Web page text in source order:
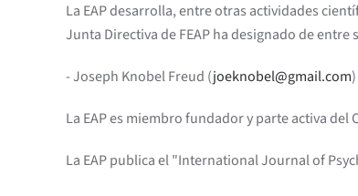
La EAP desarrolla, entre otras actividades
Junta Directiva de FEAP ha designado de entre
- Joseph Knobel Freud (joeknobel@gmail.com)
La EAP es miembro fundador y parte activa
La EAP publica el "International Journal of